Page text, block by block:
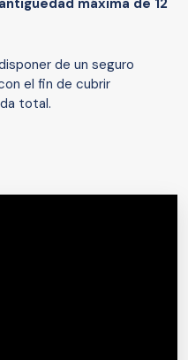
máxima de 12
de un seguro
el fin de cubrir
total.